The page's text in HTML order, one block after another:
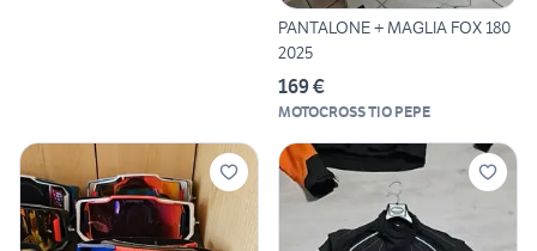
PANTALONE + MAGLIA FOX 180
2025
169 €
MOTOCROSS TIO PEPE